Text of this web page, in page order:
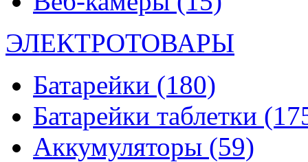
ЭЛЕКТРОТОВАРЫ
Батарейки (180)
Батарейки таблетки
Аккумуляторы (59)